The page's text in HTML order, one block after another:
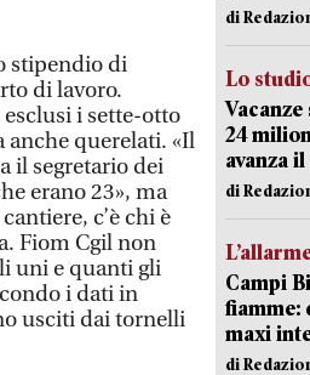
stipendio di
di lavoro.
i sette-otto
anche querelati. «Il
il segretario dei
erano 23», ma
c’è chi è
Fiom Cgil non
uni e quanti gli
i dati in
usciti dai tornelli
di
Lo
24
avanza
di
Campi
fiamme:
maxi
di